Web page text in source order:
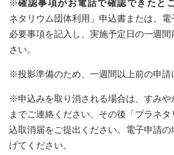
※確認事項がお電話で確認できたと
ネタリウム団体利用」申込書または、電
必要事項を記入し、実施予定日の一週
さい。
※投影準備のため、一週間以上前の申請
※申込みを取り消される場合は、すみや
までご連絡ください。その後「プラネ
込取消届をご提出ください。電子申請
げてください。